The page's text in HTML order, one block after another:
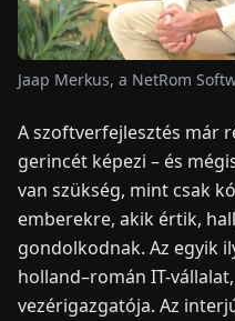
KAPCSOLAT
Jaap Merkus, a NetRom
A szoftverfejlesztés már
gerincét képezi – és
van szükség, mint csak
emberekre, akik értik,
gondolkodnak. Az egyik
holland–román IT-
vezérigazgatója. Az